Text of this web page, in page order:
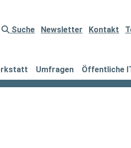
Suche Newsletter Kontakt
Umfragen Öffentliche